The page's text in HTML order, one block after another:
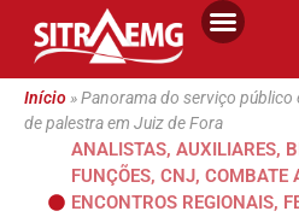
Início»Panorama do serviço público
de palestra em Juiz de Fora
ANALISTAS, AUXILIARES,
FUNÇÕES, CNJ, COMBATE
ENCONTROS REGIONAIS,